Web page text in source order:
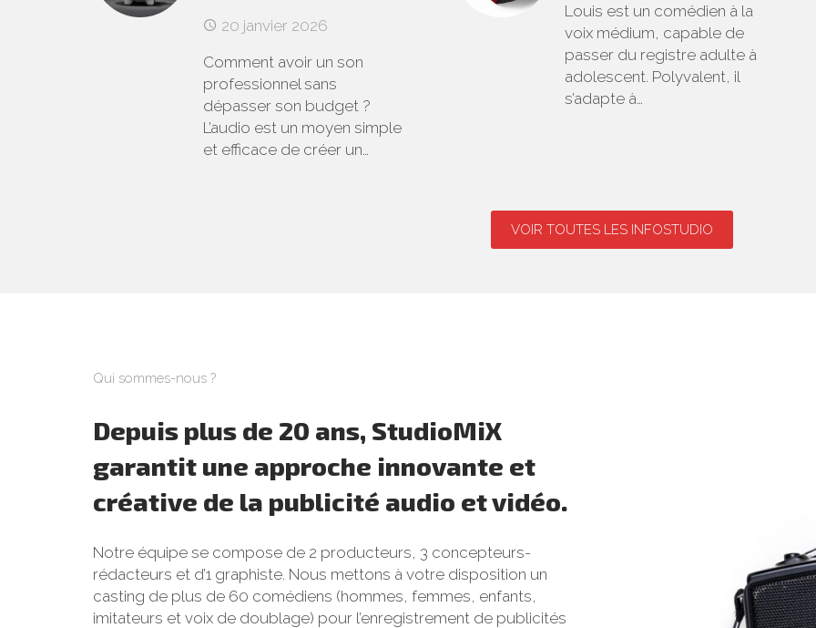
20 janvier 2026
Comment avoir un son
professionnel sans
dépasser son budget ?
L’audio est un moyen simple
et efficace de créer un…
Louis est un comédien à la
voix médium, capable de
passer du registre adulte à
adolescent. Polyvalent, il
s’adapte à…
VOIR TOUTES LES INFOSTUDIO
Qui sommes-nous ?
Depuis plus de 20 ans, StudioMiX
garantit une approche innovante et
créative de la publicité audio et vidéo.
Notre équipe se compose de 2 producteurs, 3 concepteurs-
rédacteurs et d’1 graphiste. Nous mettons à votre disposition un
casting de plus de 60 comédiens (hommes, femmes, enfants,
imitateurs et voix de doublage) pour l’enregistrement de publicités